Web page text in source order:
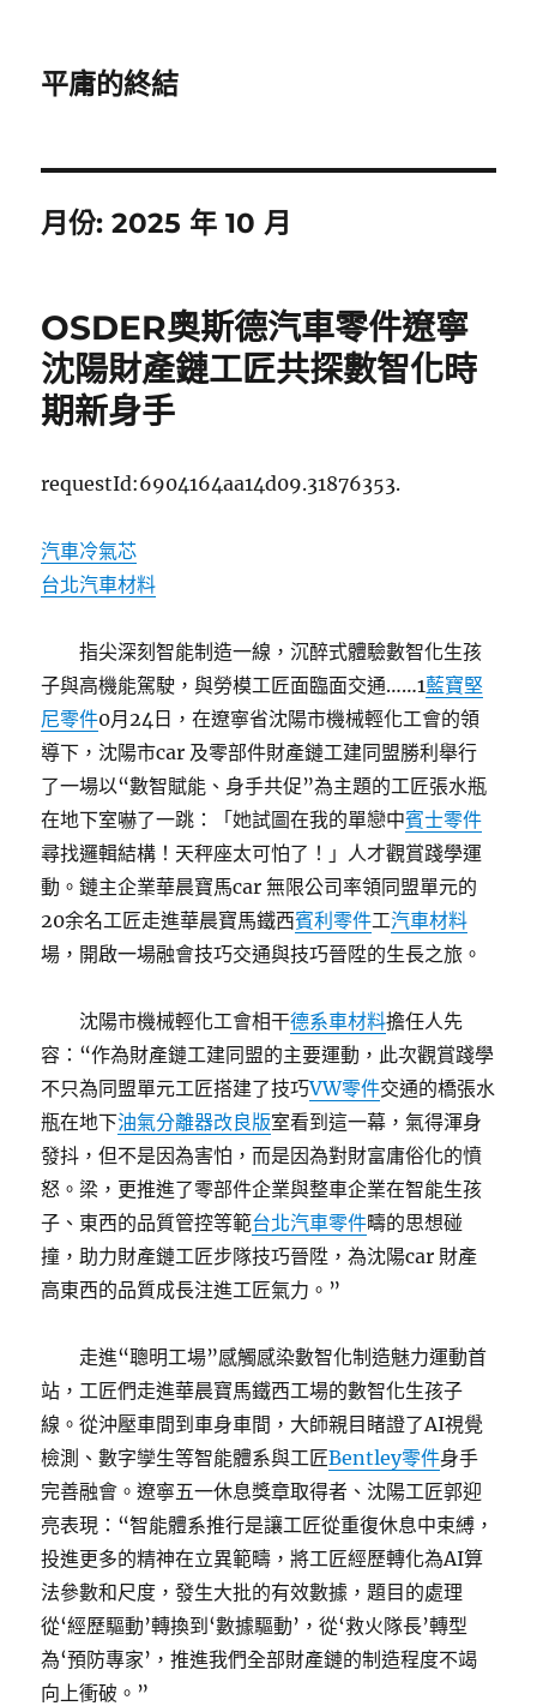
平庸的終結
月份:2025 年 10 月
OSDER奧斯德汽車零件遼寧
沈陽財產鏈工匠共探數智化時
期新身手
requestId:6904164aa14d09.31876353.
汽車冷氣芯
台北汽車材料
指尖深刻智能制造一線，沉醉式體驗數智化生孩
子與高機能駕駛，與勞模工匠面臨面交通……1藍寶堅
尼零件0月24日，在遼寧省沈陽市機械輕化工會的領
導下，沈陽市car 及零部件財產鏈工建同盟勝利舉行
了一場以“數智賦能、身手共促”為主題的工匠張水瓶
在地下室嚇了一跳：「她試圖在我的單戀中賓士零件
尋找邏輯結構！天秤座太可怕了！」人才觀賞踐學運
動。鏈主企業華晨寶馬car 無限公司率領同盟單元的
20余名工匠走進華晨寶馬鐵西賓利零件工汽車材料
場，開啟一場融會技巧交通與技巧晉陞的生長之旅。
沈陽市機械輕化工會相干德系車材料擔任人先
容：“作為財產鏈工建同盟的主要運動，此次觀賞踐學
不只為同盟單元工匠搭建了技巧VW零件交通的橋張水
瓶在地下油氣分離器改良版室看到這一幕，氣得渾身
發抖，但不是因為害怕，而是因為對財富庸俗化的憤
怒。梁，更推進了零部件企業與整車企業在智能生孩
子、東西的品質管控等範台北汽車零件疇的思想碰
撞，助力財產鏈工匠步隊技巧晉陞，為沈陽car 財產
高東西的品質成長注進工匠氣力。”
走進“聰明工場”感觸感染數智化制造魅力運動首
站，工匠們走進華晨寶馬鐵西工場的數智化生孩子
線。從沖壓車間到車身車間，大師親目睹證了AI視覺
檢測、數字孿生等智能體系與工匠Bentley零件身手
完善融會。遼寧五一休息獎章取得者、沈陽工匠郭迎
亮表現：“智能體系推行是讓工匠從重復休息中束縛，
投進更多的精神在立異範疇，將工匠經歷轉化為AI算
法參數和尺度，發生大批的有效數據，題目的處理
從‘經歷驅動’轉換到‘數據驅動’，從‘救火隊長’轉型
為‘預防專家’，推進我們全部財產鏈的制造程度不竭
向上衝破。”